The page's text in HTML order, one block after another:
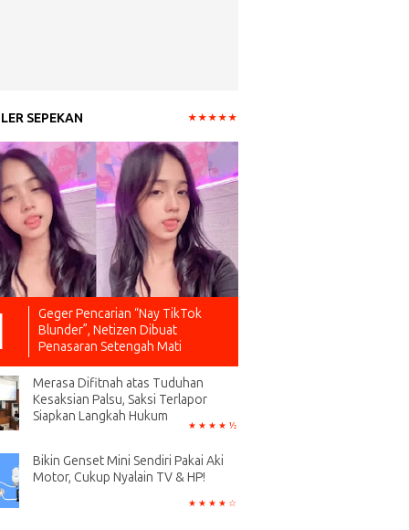
SEPEKAN
Geger Pencarian “Nay TikTok
Blunder”, Netizen Dibuat
Penasaran Setengah Mati
Merasa Difitnah atas Tuduhan
Kesaksian Palsu, Saksi Terlapor
Siapkan Langkah Hukum
Bikin Genset Mini Sendiri Pakai Aki
Motor, Cukup Nyalain TV & HP!